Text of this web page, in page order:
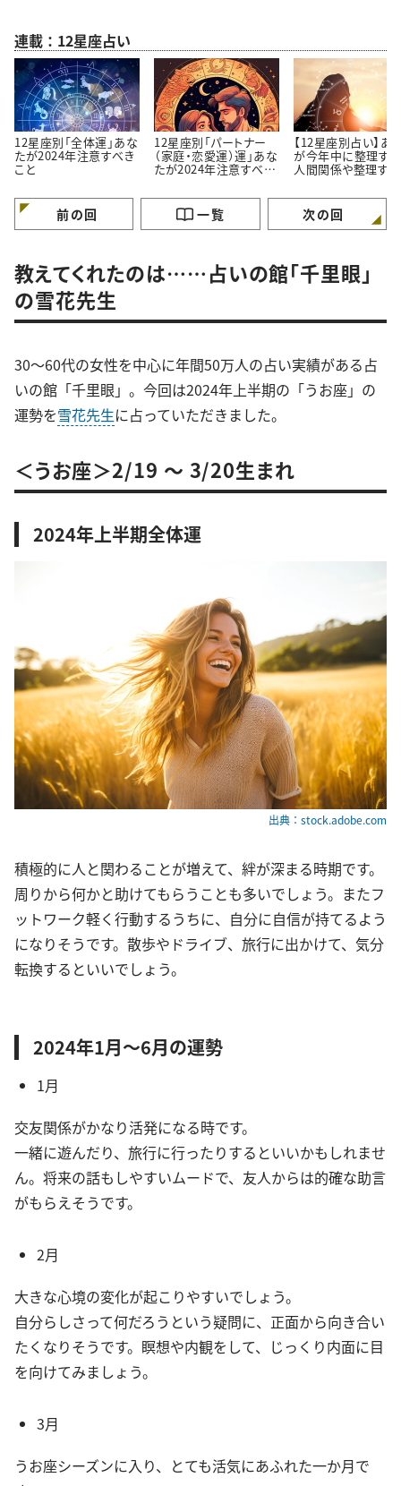
連載：12星座占い
12星座別「全体運」あな
たが2024年注意すべき
こと
12星座別「パートナー
（家庭・恋愛運）運」あな
たが2024年注意すべき
【12星座別占い】あ
が今年中に整理す
人間関係や整理す
前の回 一覧 次の回
教えてくれたのは……占いの館「千里眼」
の雪花先生
30～60代の女性を中心に年間50万人の占い実績がある占
いの館「千里眼」。今回は2024年上半期の「うお座」の
運勢を雪花先生に占っていただきました。
＜うお座＞2/19 ～ 3/20生まれ
2024年上半期全体運
出典：stock.adobe.com
積極的に人と関わることが増えて、絆が深まる時期です。
周りから何かと助けてもらうことも多いでしょう。またフ
ットワーク軽く行動するうちに、自分に自信が持てるよう
になりそうです。散歩やドライブ、旅行に出かけて、気分
転換するといいでしょう。
2024年1月～6月の運勢
1月
交友関係がかなり活発になる時です。
一緒に遊んだり、旅行に行ったりするといいかもしれませ
ん。将来の話もしやすいムードで、友人からは的確な助言
がもらえそうです。
2月
大きな心境の変化が起こりやすいでしょう。
自分らしさって何だろうという疑問に、正面から向き合い
たくなりそうです。瞑想や内観をして、じっくり内面に目
を向けてみましょう。
3月
うお座シーズンに入り、とても活気にあふれた一か月で